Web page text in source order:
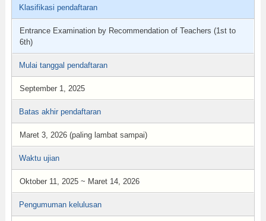
Klasifikasi pendaftaran
Entrance Examination by Recommendation of Teachers (1st to
6th)
Mulai tanggal pendaftaran
September 1, 2025
Batas akhir pendaftaran
Maret 3, 2026 (paling lambat sampai)
Waktu ujian
Oktober 11, 2025 ~ Maret 14, 2026
Pengumuman kelulusan